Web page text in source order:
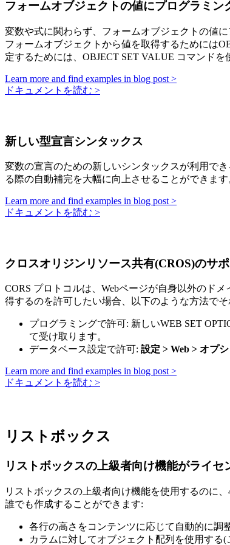
フォームオブジェクトの値にプログラミン
変数や式に関わらず、フォームオブジェクトの値
フォームオブジェクトから値を取得するためには
定するためには、 OBJECT SET VALUE コマンドを
Learn more and find examples in blog post >
ドキュメントを読む >
新しい型宣言シンタックス
変数の宣言のための新しいシンタックスが利用で
る際の自動補完を大幅に向上させることができま
Learn more and find examples in blog post >
ドキュメントを読む >
クロスオリジンリソース共有(CROS)のサ
CORS プロトコルは、Webページが自身以外のド
得するのを許可したい場合、以下のような方法で
プログラミングで許可: 新しいWEB SET
て受け取ります。
データベース設定で許可: 設定 > Web > オプ
Learn more and find examples in blog post >
ドキュメントを読む >
リストボックス
リストボックスの上級者向け機能がライセ
リストボックスの上級者向け機能を使用するのに
誰でも作成することができます:
各行の高さをコンテンツに応じて自動的に調
カラムに対してオブジェクト配列を使用す